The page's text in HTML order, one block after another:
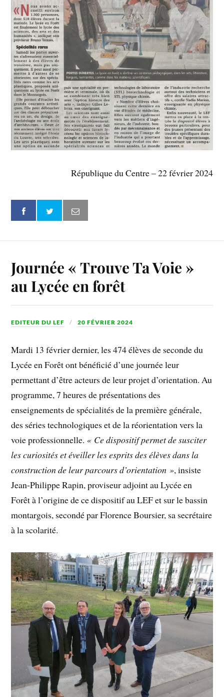
République du Centre – 22 février 2024
Journée « Trouve Ta Voie »
au Lycée en forêt
EDITEUR DU LEF 20 FÉVRIER 2024
Mardi 13 février dernier, les 474 élèves de seconde du
Lycée en Forêt ont bénéficié d’une journée leur
permettant d’être acteurs de leur projet d’orientation. Au
programme, 7 heures de présentations des
enseignements de spécialités de la première générale,
des séries technologiques et de la réorientation vers la
voie professionnelle. « Ce dispositif permet de susciter
les curiosités et éveiller les esprits des élèves dans la
construction de leur parcours d’orientation », insiste
Jean-Philippe Rapin, proviseur adjoint au Lycée en
Forêt à l’origine de ce dispositif au LEF et sur le bassin
montargois, secondé par Florence Boursier, sa secrétaire
à la scolarité.